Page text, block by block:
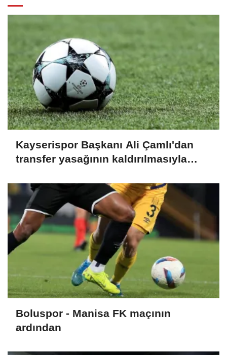
Kayserispor Başkanı Ali Çamlı'dan
transfer yasağının kaldırılmasıyla
Boluspor - Manisa FK maçının
ardından